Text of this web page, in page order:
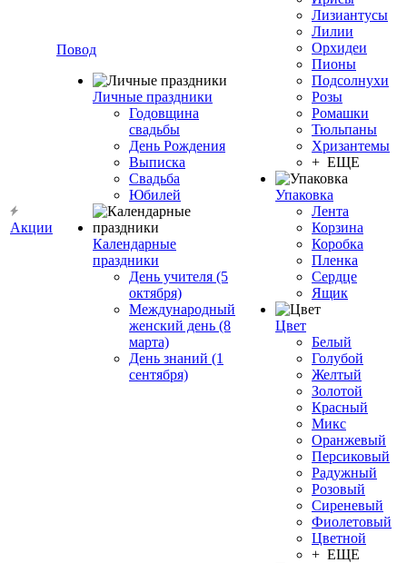
Акции
Повод
Личные праздники
Годовщина
свадьбы
День Рождения
Выписка
Свадьба
Юбилей
Календарные
праздники
День учителя (5
октября)
Международный
женский день (8
марта)
День знаний (1
сентября)
Лизиантусы
Лилии
Орхидеи
Пионы
Подсолнухи
Розы
Ромашки
Тюльпаны
Хризантемы
+ ЕЩЕ
Упаковка
Лента
Корзина
Коробка
Пленка
Сердце
Ящик
Цвет
Белый
Голубой
Желтый
Золотой
Красный
Микс
Оранжевый
Персиковый
Радужный
Розовый
Сиреневый
Фиолетовый
Цветной
+ ЕЩЕ